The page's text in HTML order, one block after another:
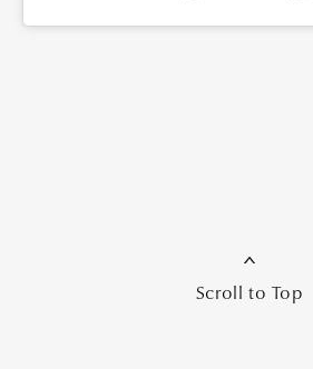
Scroll to Top